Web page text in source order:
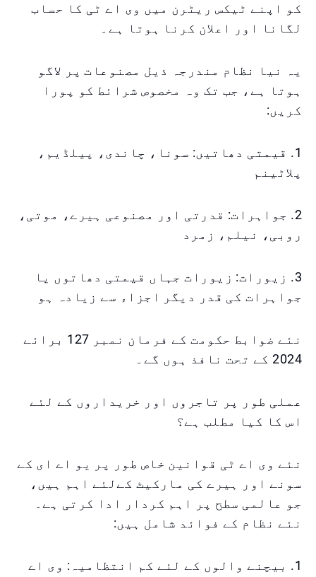
کو اپنے ٹیکس ریٹرن میں وی اے ٹی کا حساب
لگانا اور اعلان کرنا ہوتا ہے۔
یہ نیا نظام مندرجہ ذیل مصنوعات پر لاگو
ہوتا ہے، جب تک وہ مخصوص شرائط کو پورا
کریں:
1. قیمتی دھاتیں: سونا، چاندی، پیلڈیم،
پلاٹینم
2. جواہرات: قدرتی اور مصنوعی ہیرے، موتی،
روبی، نیلم، زمرد
3. زیورات: زیورات جہاں قیمتی دھاتوں یا
جواہرات کی قدر دیگر اجزاء سے زیادہ ہو
نئے ضوابط حکومت کے فرمان نمبر 127 برائے
2024 کے تحت نافذ ہوں گے۔
عملی طور پر تاجروں اور خریداروں کے لئے
اس کا کیا مطلب ہے؟
نئے وی اے ٹی قوانین خاص طور پر یو اے ای کے
سونے اور ہیرے کی مارکیٹ کےلئے اہم ہیں،
جو عالمی سطح پر اہم کردار ادا کرتی ہے۔
نئے نظام کے فوائد شامل ہیں:
1. بیچنے والوں کے لئے کم انتظامیہ: وی اے